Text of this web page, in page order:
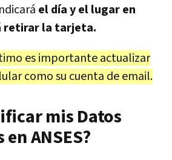
el día y el lugar en
retirar la tarjeta.
es importante actualizar
como su cuenta de email.
mis Datos
ANSES?